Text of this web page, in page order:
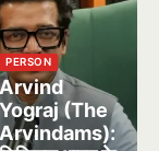
PERSON
Arvind
Yograj (The
Arvindams):